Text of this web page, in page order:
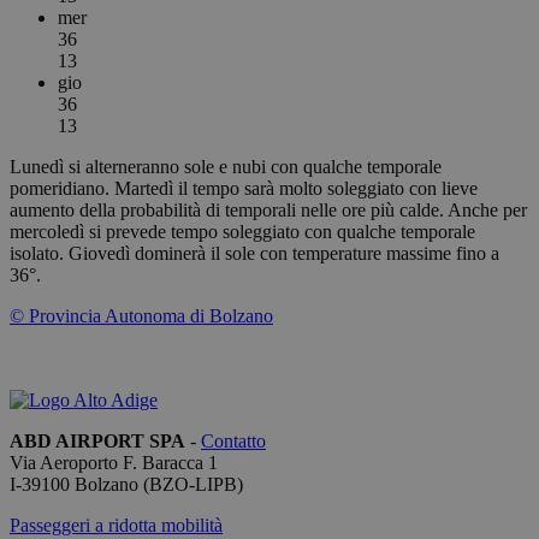
mer
36
13
gio
36
13
Lunedì si alterneranno sole e nubi con qualche temporale
pomeridiano. Martedì il tempo sarà molto soleggiato con lieve
aumento della probabilità di temporali nelle ore più calde. Anche per
mercoledì si prevede tempo soleggiato con qualche temporale
isolato. Giovedì dominerà il sole con temperature massime fino a
36°.
© Provincia Autonoma di Bolzano
ABD AIRPORT SPA - Contatto
Via Aeroporto F. Baracca 1
I-39100 Bolzano (BZO-LIPB)
Passeggeri a ridotta mobilità
generico
utilizzato
variabili di
sessione
Privacy Policy